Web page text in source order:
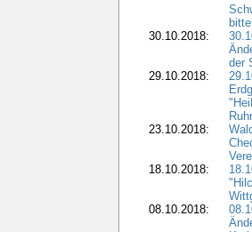
30.10.2018:
der
29.10.2018:
23.10.2018:
18.10.2018:
08.10.2018: